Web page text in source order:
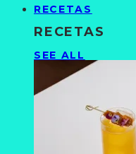
RECETAS
RECETAS
SEE ALL